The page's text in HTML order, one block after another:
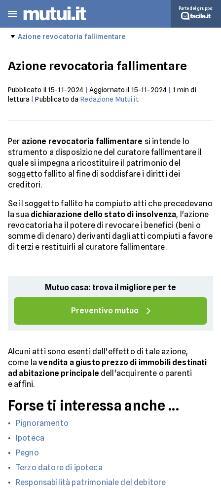
Parte del gruppo:
Azione revocatoria fallimentare
Azione revocatoria fallimentare
Pubblicato il 15-11-2024 Aggiornato il 15-11-2024 1 min di
lettura |Pubblicato da Redazione Mutui.it
Per azione revocatoria fallimentare si intende lo
strumento a disposizione del curatore fallimentare il
quale si impegna a ricostituire il patrimonio del
soggetto fallito al fine di soddisfare i diritti dei
creditori.
Se il soggetto fallito ha compiuto atti che precedevano
la sua dichiarazione dello stato di insolvenza, l'azione
revocatoria ha il potere di revocare i benefici (beni o
somme di denaro) derivanti dagli atti compiuti a favore
di terzi e restituirli al curatore fallimentare.
Mutuo casa: trova il migliore per te
Preventivo mutuo
Alcuni atti sono esenti dall'effetto di tale azione,
come lavendita a giusto prezzo di immobili destinati
ad abitazione principale dell'acquirente o parenti
e affini.
Forse ti interessa anche ...
Pignoramento
Ipoteca
Pegno
Terzo datore di ipoteca
Responsabilità patrimoniale del debitore